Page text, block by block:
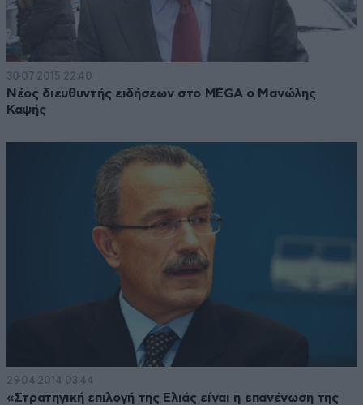
30·07·2015 22:40
Νέος διευθυντής ειδήσεων στο MEGA ο Μανώλης
Καψής
29·04·2014 03:44
«Στρατηγική επιλογή της Ελιάς είναι η επανένωση της